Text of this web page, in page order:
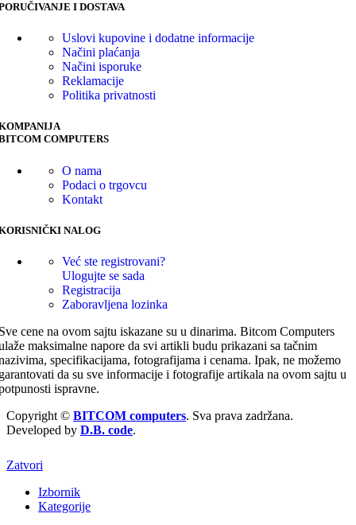
I DOSTAVA
Uslovi kupovine i dodatne informacije
Načini plaćanja
Načini isporuke
Reklamacije
Politika privatnosti
COMPUTERS
O nama
Podaci o trgovcu
Kontakt
NALOG
Već ste registrovani?
Ulogujte se sada
Registracija
Zaboravljena lozinka
cene na ovom sajtu iskazane su u dinarima. Bitcom Computers
maksimalne napore da svi artikli budu prikazani sa tačnim
specifikacijama, fotografijama i cenama. Ipak, ne možemo
da su sve informacije i fotografije artikala na ovom sajtu u
ispravne.
Copyright © BITCOM computers. Sva prava zadržana.
Developed by D.B. code.
Zatvori
Izbornik
Kategorije